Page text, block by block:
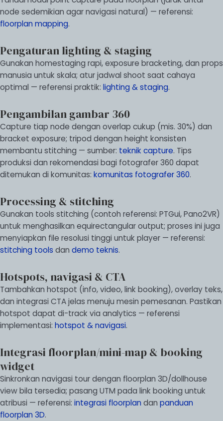
node sedemikian agar navigasi natural) — referensi:
floorplan mapping.
Pengaturan lighting & staging
Gunakan homestaging rapi, exposure bracketing, dan props
manusia untuk skala; atur jadwal shoot saat cahaya
optimal — referensi praktik: lighting & staging.
Pengambilan gambar 360
Capture tiap node dengan overlap cukup (mis. 30%) dan
bracket exposure; tripod dengan height konsisten
membantu stitching — sumber: teknik capture. Tips
produksi dan rekomendasi bagi fotografer 360 dapat
ditemukan di komunitas: komunitas fotografer 360.
Processing & stitching
Gunakan tools stitching (contoh referensi: PTGui, Pano2VR)
untuk menghasilkan equirectangular output; proses ini juga
menyiapkan file resolusi tinggi untuk player — referensi:
stitching tools dan demo teknis.
Hotspots, navigasi & CTA
Tambahkan hotspot (info, video, link booking), overlay teks,
dan integrasi CTA jelas menuju mesin pemesanan. Pastikan
hotspot dapat di-track via analytics — referensi
implementasi: hotspot & navigasi.
Integrasi floorplan/mini-map & booking
widget
Sinkronkan navigasi tour dengan floorplan 3D/dollhouse
view bila tersedia; pasang UTM pada link booking untuk
atribusi — referensi: integrasi floorplandan panduan
floorplan 3D.